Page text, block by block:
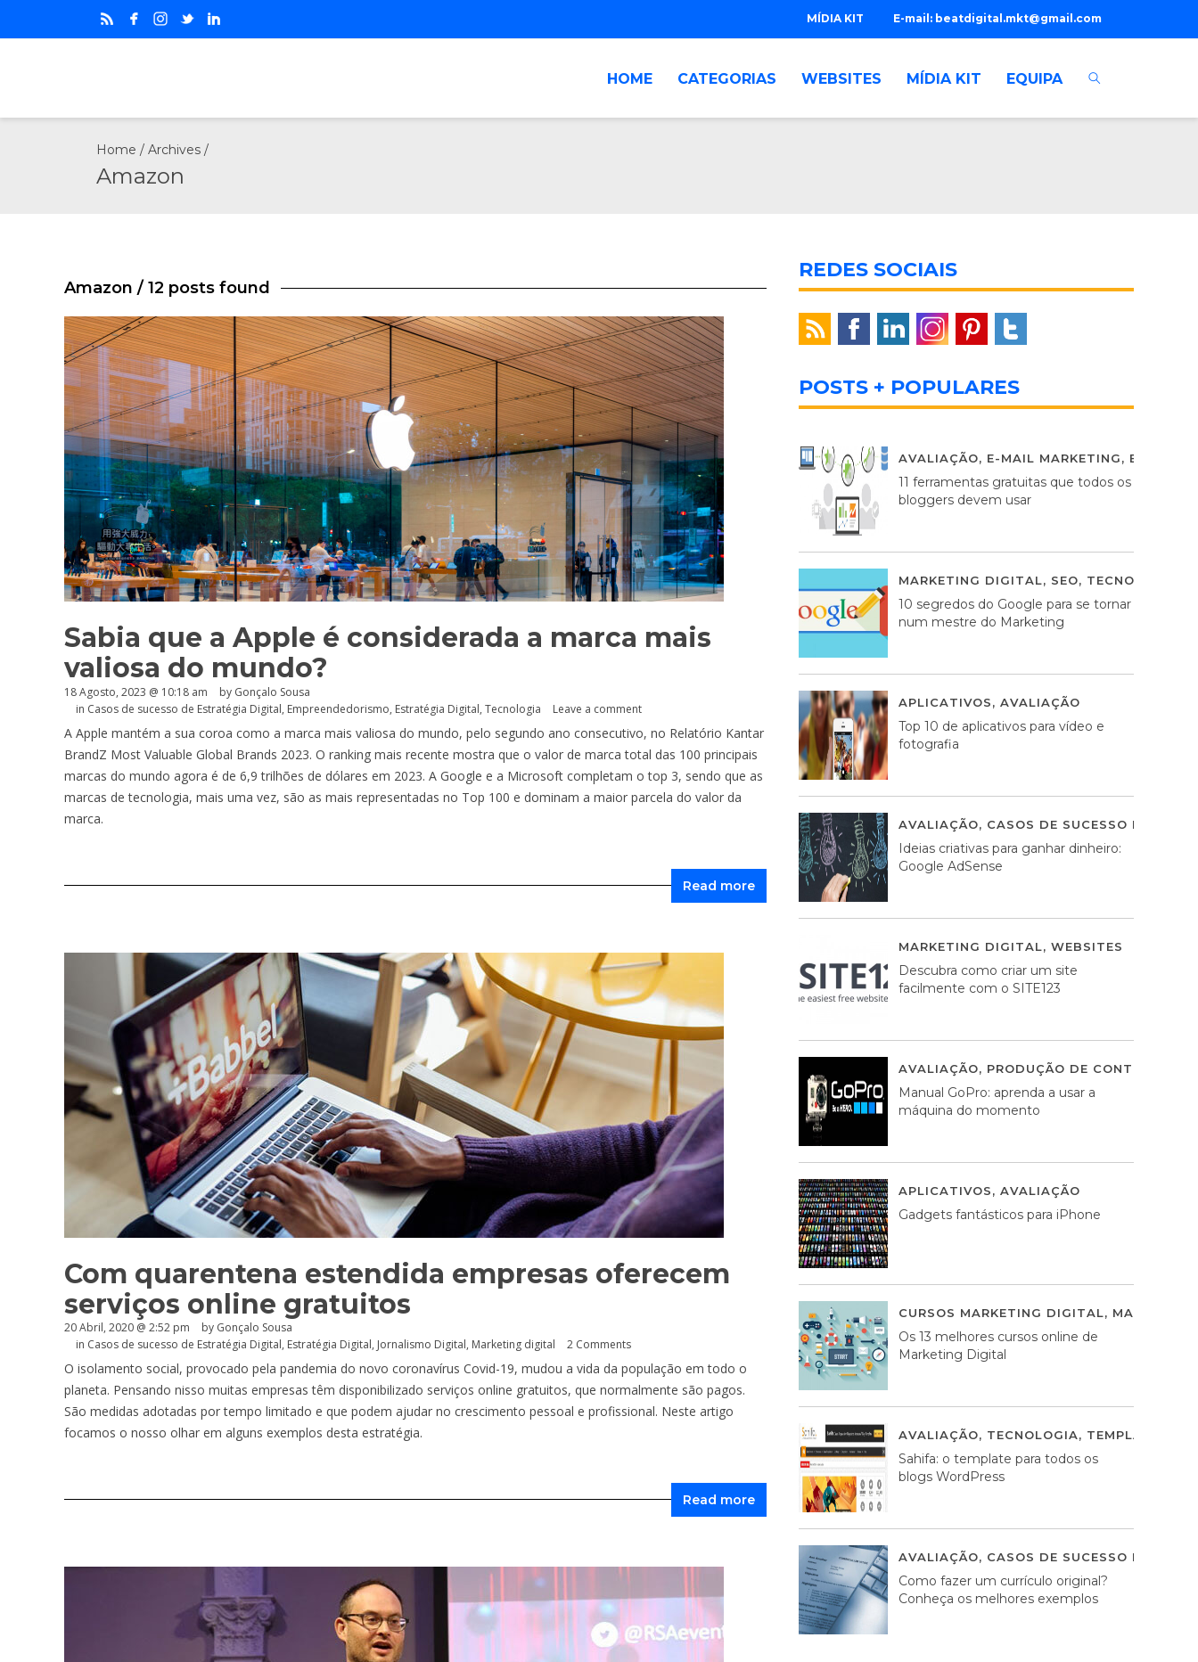
E-mail: beatdigital.mkt@gmail.com
MÍDIA KIT
HOME CATEGORIAS WEBSITES MÍDIA KIT EQUIPA
Home / Archives /
Amazon
Amazon / 12 posts found
Sabia que a Apple é considerada a marca mais
valiosa do mundo?
18 Agosto, 2023 @ 10:18 am by Gonçalo Sousa
in Casos de sucesso de Estratégia Digital, Empreendedorismo, Estratégia Digital, Tecnologia Leave a comment
A Apple mantém a sua coroa como a marca mais valiosa do mundo, pelo segundo ano consecutivo, no Relatório Kantar
BrandZ Most Valuable Global Brands 2023. O ranking mais recente mostra que o valor de marca total das 100 principais
marcas do mundo agora é de 6,9 trilhões de dólares em 2023. A Google e a Microsoft completam o top 3, sendo que as
marcas de tecnologia, mais uma vez, são as mais representadas no Top 100 e dominam a maior parcela do valor da
marca.
Read more
Com quarentena estendida empresas oferecem
serviços online gratuitos
20 Abril, 2020 @ 2:52 pm by Gonçalo Sousa
in Casos de sucesso de Estratégia Digital, Estratégia Digital, Jornalismo Digital, Marketing digital 2 Comments
O isolamento social, provocado pela pandemia do novo coronavírus Covid-19, mudou a vida da população em todo o
planeta. Pensando nisso muitas empresas têm disponibilizado serviços online gratuitos, que normalmente são pagos.
São medidas adotadas por tempo limitado e que podem ajudar no crescimento pessoal e profissional. Neste artigo
focamos o nosso olhar em alguns exemplos desta estratégia.
Read more
REDES SOCIAIS
POSTS + POPULARES
AVALIAÇÃO, E-MAIL MARKETING,
11 ferramentas gratuitas que todos os
bloggers devem usar
MARKETING DIGITAL, SEO, TECNOLOGIA
10 segredos do Google para se tornar
num mestre do Marketing
APLICATIVOS, AVALIAÇÃO
Top 10 de aplicativos para vídeo e
fotografia
AVALIAÇÃO, CASOS DE SUCESSO DE
Ideias criativas para ganhar dinheiro:
Google AdSense
MARKETING DIGITAL, WEBSITES
Descubra como criar um site
facilmente com o SITE123
AVALIAÇÃO, PRODUÇÃO DE CONTEÚDOS
Manual GoPro: aprenda a usar a
máquina do momento
APLICATIVOS, AVALIAÇÃO
Gadgets fantásticos para iPhone
CURSOS MARKETING DIGITAL,
Os 13 melhores cursos online de
Marketing Digital
AVALIAÇÃO, TECNOLOGIA, TEMPLATES
Sahifa: o template para todos os
blogs WordPress
AVALIAÇÃO, CASOS DE SUCESSO DE
Como fazer um currículo original?
Conheça os melhores exemplos